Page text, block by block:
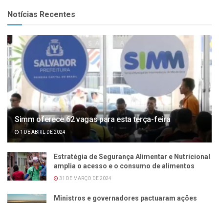
Notícias Recentes
Simm oferece 62 vagas para esta terça-feira
1 DE ABRIL DE 2024
Estratégia de Segurança Alimentar e Nutricional
amplia o acesso e o consumo de alimentos
31 DE MARÇO DE 2024
Ministros e governadores pactuaram ações